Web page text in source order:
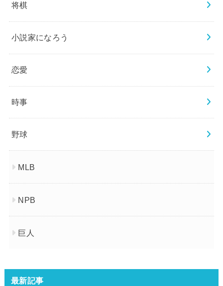
将棋
小説家になろう
恋愛
時事
野球
MLB
NPB
巨人
最新記事